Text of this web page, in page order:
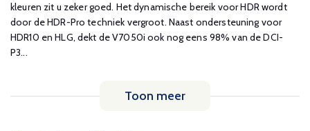
kleuren zit u zeker goed. Het dynamische bereik voor HDR wordt
door de HDR-Pro techniek vergroot. Naast ondersteuning voor
HDR10 en HLG, dekt de V7050i ook nog eens 98% van de DCI-
P3...
Toon meer